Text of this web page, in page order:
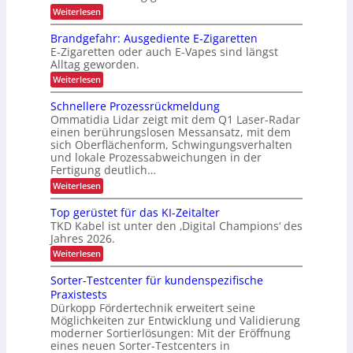
n
e
r
b
e
t
r
i
e
b
l
i
c
h
e
n
L
a
s
t
e
n
t
L
E
D
-
P
r
o
j
e
k
t
i
o
n
m
a
a
g
e
m
e
n
t
s
e
n
z
u
n
g
i
n
d
e
r
L
o
g
i
s
t
i
k
Weiterlesen:
Z
v
e
r
ä
s
i
g
e
r
T
r
a
n
s
p
o
r
t
v
n
F
r
a
c
h
Brandgefahr: Ausgediente E-Zigaretten
E-Zigaretten oder auch E-Vapes sind längst
Alltag geworden.
Weiterlesen:
B
a
n
d
g
e
f
a
h
r
:
A
u
s
g
e
d
i
e
n
t
e
E
Schnellere Prozessrückmeldung
Ommatidia Lidar zeigt mit dem Q1 Laser-Radar
einen berührungslosen Messansatz, mit dem
sich Oberflächenform, Schwingungsverhalten
und lokale Prozessabweichungen in der
Fertigung deutlich…
Weiterlesen:
S
h
n
e
l
r
e
P
r
o
z
e
Top gerüstet für das KI-Zeitalter
TKD Kabel ist unter den ‚Digital Champions‘ des
Jahres 2026.
Weiterlesen:
T
p
g
e
r
ü
s
Sorter-Testcenter für kundenspezifische
Praxistests
Dürkopp Fördertechnik erweitert seine
Möglichkeiten zur Entwicklung und Validierung
moderner Sortierlösungen: Mit der Eröffnung
eines neuen Sorter-Testcenters in